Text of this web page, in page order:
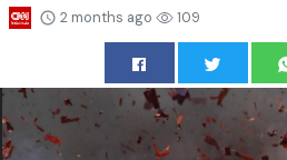
2 months ago 109